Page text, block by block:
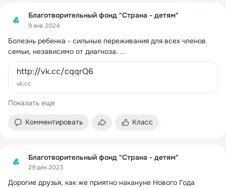
Благотворительный фонд "Страна - детям"
9 янв 2024
Болезнь ребенка - сильные переживания для всех членов
семьи, независимо от диагноза. ...
http://vk.cc/cqqrQ6
vk.cc
Показать еще
Комментировать Класс
Благотворительный фонд "Страна - детям"
29 дек 2023
Дорогие друзья, как же приятно накануне Нового Года